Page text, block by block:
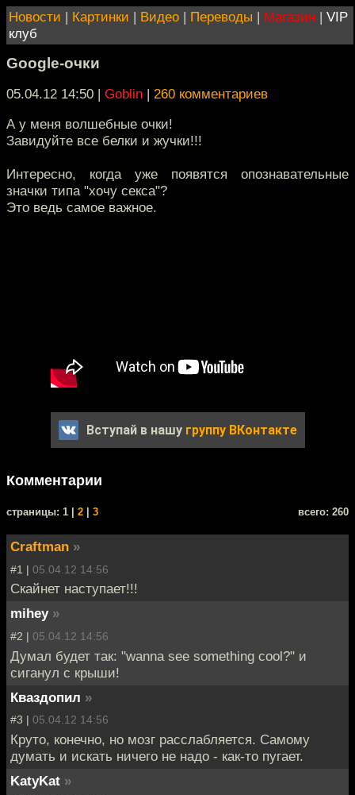
Новости | Картинки | Видео | Переводы | Магазин | VIP
клуб
Google-очки
05.04.12 14:50 | Goblin | 260 комментариев
А у меня волшебные очки!
Завидуйте все белки и жучки!!!
Интересно, когда уже появятся опознавательные
значки типа "хочу секса"?
Это ведь самое важное.
Вступай в нашу группу ВКонтакте
Комментарии
cтраницы: 1 | 2 3 всего: 260
Craftman »
#1 | 05.04.12 14:56
Скайнет наступает!!!
mihey »
#2 | 05.04.12 14:56
Думал будет так: "wanna see something cool?" и
сиганул с крыши!
Кваздопил »
#3 | 05.04.12 14:56
Круто, конечно, но мозг расслабляется. Самому
думать и искать ничего не надо - как-то пугает.
KatyKat »